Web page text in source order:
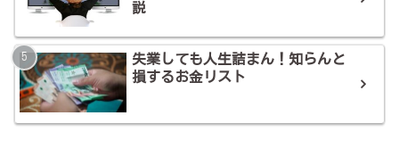
説
失業しても人生詰まん！知らんと
損するお金リスト